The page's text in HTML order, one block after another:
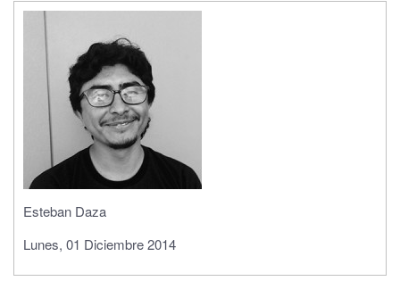
Esteban Daza
Lunes, 01 Diciembre 2014